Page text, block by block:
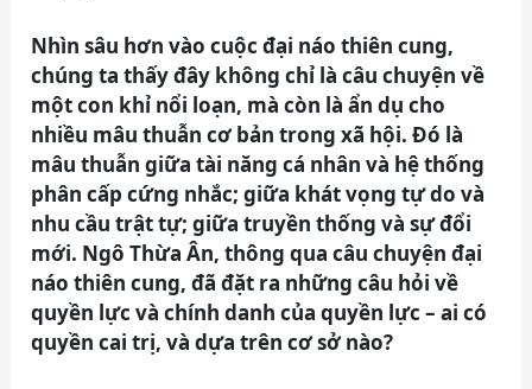
Nhìn sâu hơn vào cuộc đại náo thiên cung,
chúng ta thấy đây không chỉ là câu chuyện về
một con khỉ nổi loạn, mà còn là ẩn dụ cho
nhiều mâu thuẫn cơ bản trong xã hội. Đó là
mâu thuẫn giữa tài năng cá nhân và hệ thống
phân cấp cứng nhắc; giữa khát vọng tự do và
nhu cầu trật tự; giữa truyền thống và sự đổi
mới. Ngô Thừa Ân, thông qua câu chuyện đại
náo thiên cung, đã đặt ra những câu hỏi về
quyền lực và chính danh của quyền lực – ai có
quyền cai trị, và dựa trên cơ sở nào?